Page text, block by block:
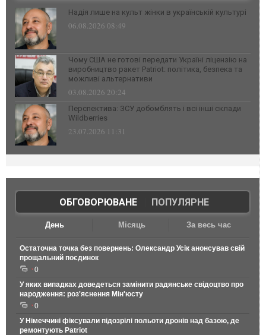
Надія лише на культ жінки в українській культурі
06.08.2026 08:49
Чому США не готові передати Україні ліцензію на
виробництво ракет Patriot: політика, безпека та
можливі альтернативи
03.08.2026 20:24
Перспектива: ЗСУ добомблять і всі інші склади
Wildberries
23.07.2026 11:31
ОБГОВОРЮВАНЕ| ПОПУЛЯРНЕ
День Місяць За весь час
Остаточна точка без повернень: Олександр Усік анонсував свій
прощальний поєдинок
0
У яких випадках доведеться замінити радянське свідоцтво про
народження: роз'яснення Мін'юсту
0
У Німеччині фіксували підозрілі польоти дронів над базою, де
ремонтують Patriot